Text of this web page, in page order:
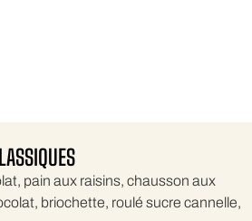
pain aux raisins, chausson aux
briochette, roulé sucre cannelle,